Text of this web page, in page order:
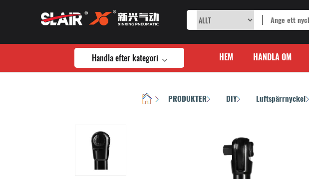
Handla efter kategori HEM HANDLA OM
HEM / PRODUKTER DIY Luftspärrnyckel